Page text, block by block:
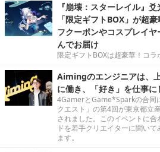
『崩壊：スターレイル』
「限定ギフトBOX」が超
フクーポンやコスプレイ
んでお届け
限定ギフトBOXは超豪華！コ
Aimingのエンジニアは、
に働き、「好き」を仕事に
4GamerとGame*Sparkの合同
クエスト」の第4回が東京都立
されました。このイベントに
ドを若手クリエイターに聞い
ます。